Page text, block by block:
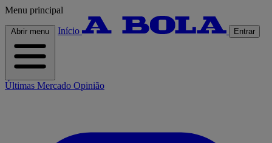
Menu principal
Abrir menu Início Entrar
Últimas Mercado Opinião